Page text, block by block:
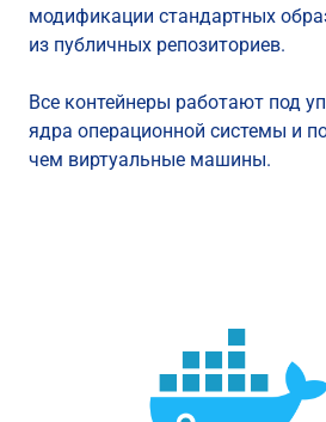
модификации стандартных
из публичных репозиториев.
Все контейнеры работают под
ядра операционной системы и
чем виртуальные машины.